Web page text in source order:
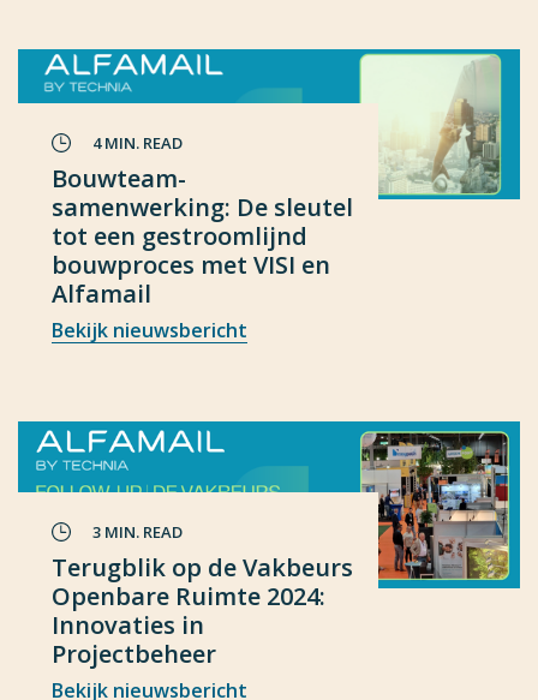
4 MIN. READ
Bouwteam-
samenwerking: De sleutel
tot een gestroomlijnd
bouwproces met VISI en
Alfamail
Bekijk nieuwsbericht
3 MIN. READ
Terugblik op de Vakbeurs
Openbare Ruimte 2024:
Innovaties in
Projectbeheer
Bekijk nieuwsbericht